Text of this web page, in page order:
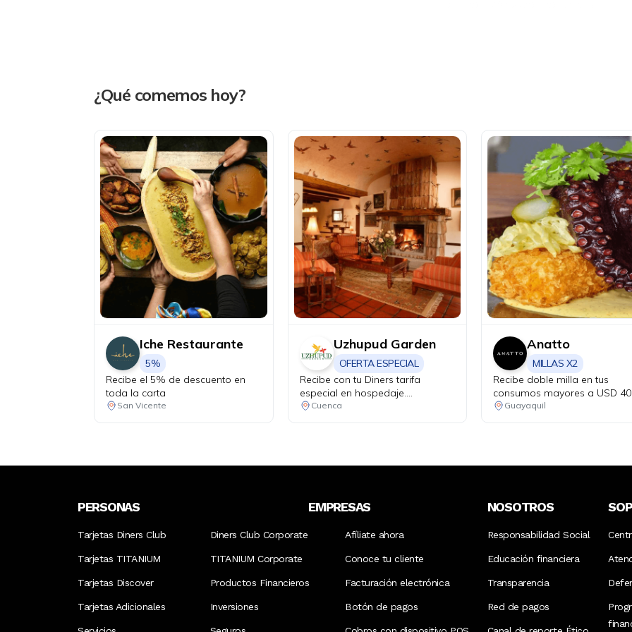
¿Qué comemos hoy?
Iche Restaurante
5%
Recibe el 5% de descuento en
toda la carta
San Vicente
Uzhupud Garden
OFERTA ESPECIAL
Recibe con tu Diners tarifa
especial en hospedaje.
Habitación matrimonial o doble,
Cuenca
Anatto
MILLAS X2
Recibe doble milla en tus
consumos mayores a USD
Guayaquil
PERSONAS
Tarjetas Diners Club
Tarjetas TITANIUM
Tarjetas Discover
Tarjetas Adicionales
EMPRESAS
Diners Club Corporate
TITANIUM Corporate
Productos Financieros
Inversiones
Afíliate ahora
Conoce tu cliente
Facturación electrónica
Botón de pagos
NOSOTROS
Responsabilidad Social
Educación financiera
Transparencia
Red de pagos